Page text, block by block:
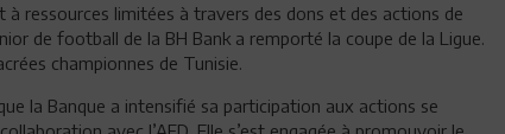
ressources limitées à travers des dons et des actions de
de football de la BH Bank a remporté la coupe de la Ligue.
championnes de Tunisie.
la Banque a intensifié sa participation aux actions se